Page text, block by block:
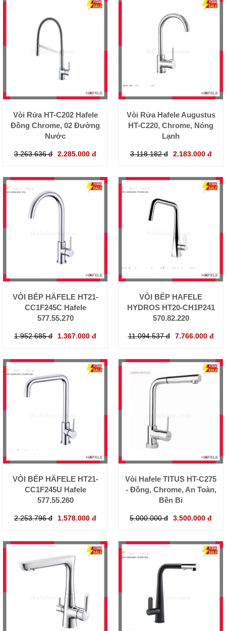
Vòi Rửa HT-C202 Hafele
Đồng Chrome, 02 Đường
Nước
3.263.636 đ 2.285.000 đ
Vòi Rửa Hafele Augustus
HT-C220, Chrome, Nóng
Lạnh
3.118.182 đ 2.183.000 đ
VÒI BẾP HÄFELE HT21-
CC1F245C Hafele
577.55.270
1.952.685 đ 1.367.000 đ
VÒI BẾP HAFELE
HYDROS HT20-CH1P241
570.82.220
11.094.537 đ 7.766.000 đ
VÒI BẾP HÄFELE HT21-
CC1F245U Hafele
577.55.260
2.253.796 đ 1.578.000 đ
Vòi Hafele TITUS HT-C275
- Đồng, Chrome, An Toàn,
Bền Bỉ
5.000.000 đ 3.500.000 đ